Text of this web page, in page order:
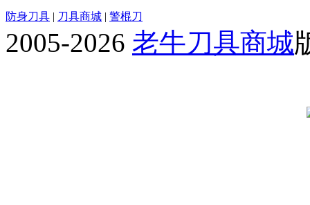
防身刀具 | 刀具商城 | 警棍刀
2005-2026 老牛刀具商城